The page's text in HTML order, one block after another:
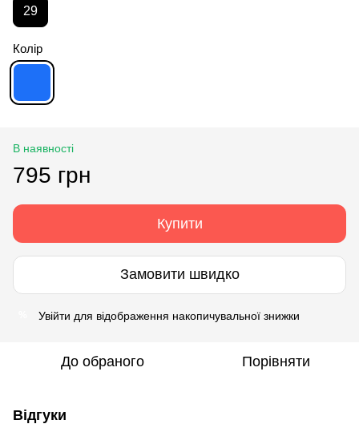
29
Колір
В наявності
795 грн
Купити
Замовити швидко
Увійти для відображення накопичувальної знижки
До обраного Порівняти
Відгуки